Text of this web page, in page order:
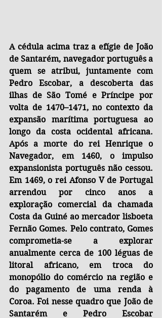
A cédula acima traz a efígie de João
de Santarém, navegador português a
quem se atribui, juntamente com
Pedro Escobar, a descoberta das
ilhas de São Tomé e Príncipe por
volta de 1470–1471, no contexto da
expansão marítima portuguesa ao
longo da costa ocidental africana.
Após a morte do rei Henrique o
Navegador, em 1460, o impulso
expansionista português não cessou.
Em 1469, o rei Afonso V de Portugal
arrendou por cinco anos a
exploração comercial da chamada
Costa da Guiné ao mercador lisboeta
Fernão Gomes. Pelo contrato, Gomes
comprometia-se a explorar
anualmente cerca de 100 léguas de
litoral africano, em troca do
monopólio do comércio na região e
do pagamento de uma renda à
Coroa. Foi nesse quadro que João de
Santarém e Pedro Escobar